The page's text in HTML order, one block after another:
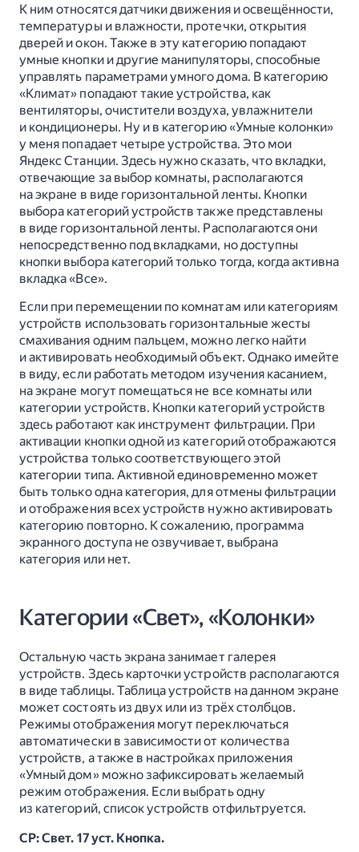
К ним относятся датчики движения и освещённости,
температуры и влажности, протечки, открытия
дверей и окон. Также в эту категорию попадают
умные кнопки и другие манипуляторы, способные
управлять параметрами умного дома. В категорию
«Климат» попадают такие устройства, как
вентиляторы, очистители воздуха, увлажнители
и кондиционеры. Ну и в категорию «Умные колонки»
у меня попадает четыре устройства. Это мои
Яндекс Станции. Здесь нужно сказать, что вкладки,
отвечающие за выбор комнаты, располагаются
на экране в виде горизонтальной ленты. Кнопки
выбора категорий устройств также представлены
в виде горизонтальной ленты. Располагаются они
непосредственно под вкладками, но доступны
кнопки выбора категорий только тогда, когда активна
вкладка «Все».
Если при перемещении по комнатам или категориям
устройств использовать горизонтальные жесты
смахивания одним пальцем, можно легко найти
и активировать необходимый объект. Однако имейте
в виду, если работать методом изучения касанием,
на экране могут помещаться не все комнаты или
категории устройств. Кнопки категорий устройств
здесь работают как инструмент фильтрации. При
активации кнопки одной из категорий отображаются
устройства только соответствующего этой
категории типа. Активной единовременно может
быть только одна категория, для отмены фильтрации
и отображения всех устройств нужно активировать
категорию повторно. К сожалению, программа
экранного доступа не озвучивает, выбрана
категория или нет.
Категории «Свет», «Колонки»
Остальную часть экрана занимает галерея
устройств. Здесь карточки устройств располагаются
в виде таблицы. Таблица устройств на данном экране
может состоять из двух или из трёх столбцов.
Режимы отображения могут переключаться
автоматически в зависимости от количества
устройств, а также в настройках приложения
«Умный дом» можно зафиксировать желаемый
режим отображения. Если выбрать одну
из категорий, список устройств отфильтруется.
СР: Свет. 17 уст. Кнопка.